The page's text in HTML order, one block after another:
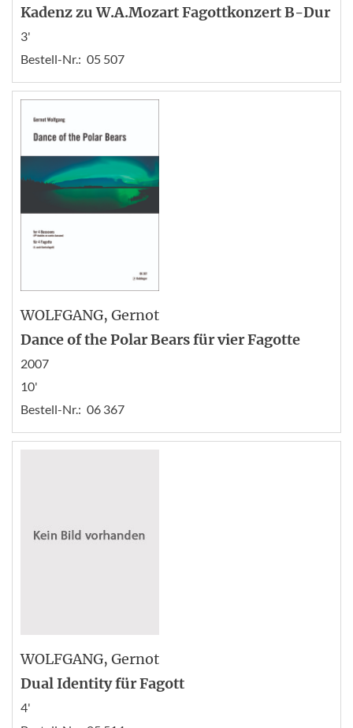
Kadenz zu W.A.Mozart Fagottkonzert B-Dur
3'
Bestell-Nr.: 05 507
WOLFGANG, Gernot
Dance of the Polar Bears für vier Fagotte
2007
10'
Bestell-Nr.: 06 367
WOLFGANG, Gernot
Dual Identity für Fagott
4'